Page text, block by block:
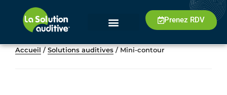
Prenez RDV
Accueil/Solutions auditives/ Mini-contour